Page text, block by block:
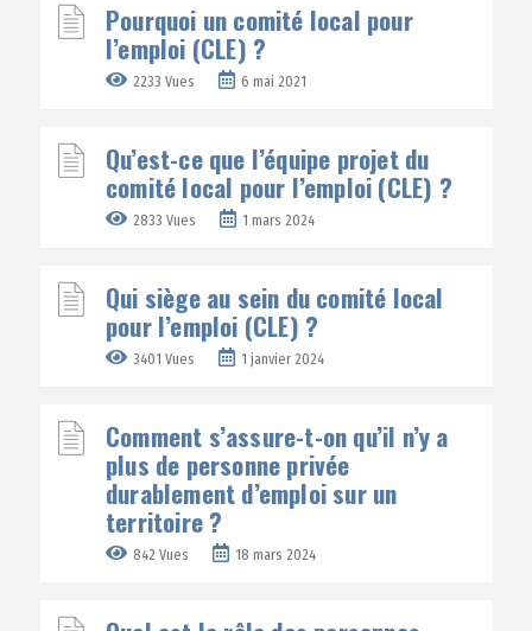
Pourquoi un comité local pour
l’emploi (CLE) ?
2233 Vues 6 mai 2021
Qu’est-ce que l’équipe projet du
comité local pour l’emploi (CLE) ?
2833 Vues 1 mars 2024
Qui siège au sein du comité local
pour l’emploi (CLE) ?
3401 Vues 1 janvier 2024
Comment s’assure-t-on qu’il n’y a
plus de personne privée
durablement d’emploi sur un
territoire ?
842 Vues 18 mars 2024